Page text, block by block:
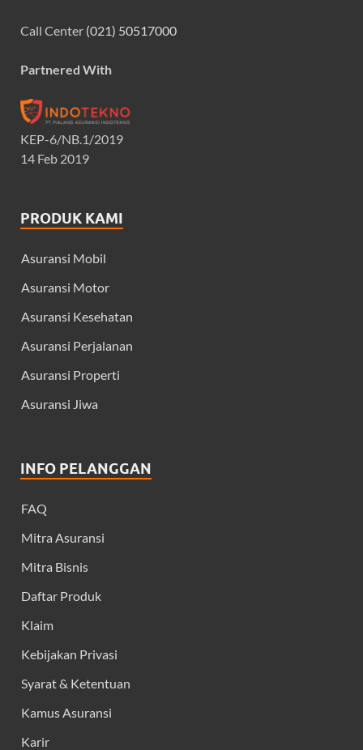
Call Center (021) 50517000
Partnered With
KEP-6/NB.1/2019
14 Feb 2019
PRODUK KAMI
Asuransi Mobil
Asuransi Motor
Asuransi Kesehatan
Asuransi Perjalanan
Asuransi Properti
Asuransi Jiwa
INFO PELANGGAN
FAQ
Mitra Asuransi
Mitra Bisnis
Daftar Produk
Klaim
Kebijakan Privasi
Syarat & Ketentuan
Kamus Asuransi
Karir